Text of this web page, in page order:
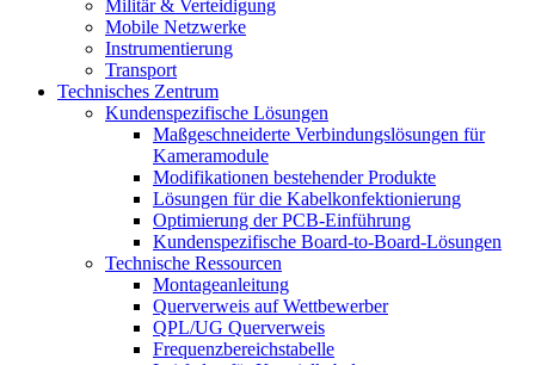
Militär & Verteidigung
Mobile Netzwerke
Instrumentierung
Transport
Technisches Zentrum
Kundenspezifische Lösungen
Maßgeschneiderte Verbindungslösungen für
Kameramodule
Modifikationen bestehender Produkte
Lösungen für die Kabelkonfektionierung
Optimierung der PCB-Einführung
Kundenspezifische Board-to-Board-Lösungen
Technische Ressourcen
Montageanleitung
Querverweis auf Wettbewerber
QPL/UG Querverweis
Frequenzbereichstabelle